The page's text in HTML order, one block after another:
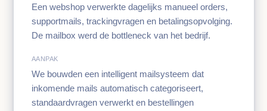
Een webshop verwerkte dagelijks manueel orders,
supportmails, trackingvragen en betalingsopvolging.
De mailbox werd de bottleneck van het bedrijf.
AANPAK
We bouwden een intelligent mailsysteem dat
inkomende mails automatisch categoriseert,
standaardvragen verwerkt en bestellingen